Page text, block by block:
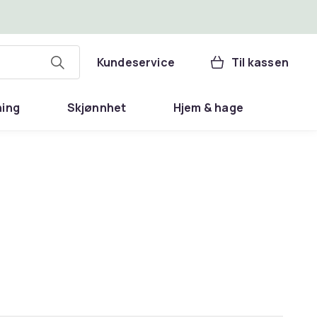
Kundeservice Til kassen
Skjønnhet Hjem & hage